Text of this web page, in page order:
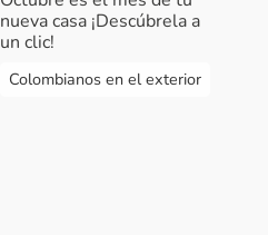
nueva casa ¡Descúbrela a
un clic!
Colombianos en el exterior